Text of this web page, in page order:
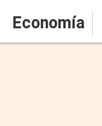
Economía